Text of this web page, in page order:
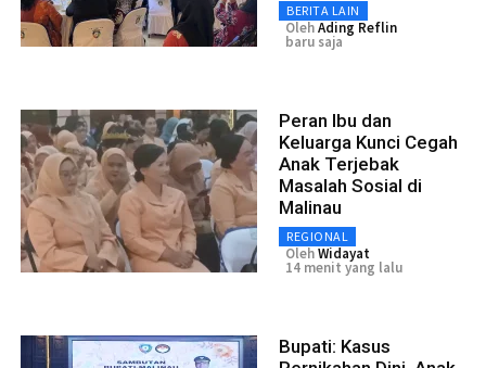
BERITA LAIN
OlehAding Reflin
baru saja
Peran Ibu dan
Keluarga Kunci Cegah
Anak Terjebak
Masalah Sosial di
Malinau
REGIONAL
OlehWidayat
14 menit yang lalu
Bupati: Kasus